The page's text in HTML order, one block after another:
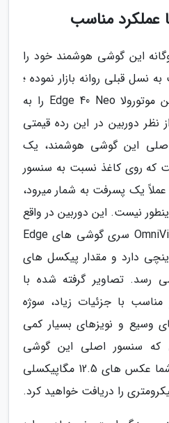
این گوشی هوشمند خود را
نسل قبلی روانه بازار نموده ؛
تغییراتی که سیستم دوربین موتورولا Edge 40 Neo را به
نظر دوربین در این رده قیمتی
این گوشی هوشمند، یک
است که روی کاغذ نسبت به سنسور
عملاً یک پسرفت به شمار میرود،
نیست. این دوربین در واقع
همان سنسور OmniVision OV50A سری گوشی های Edge
است که ابعاد 1.55/1 اینچی دارد و مقدار پیکسل های
می رسد. تصاویر گرفته شده با
با جزئیات زیاد، سوژه
وسیع و نویزهای بسیار کمی
که سنسور اصلی این گوشی
طراحی چهار سلولی دارد، شما عکس های 12.5 مگاپیکسلی